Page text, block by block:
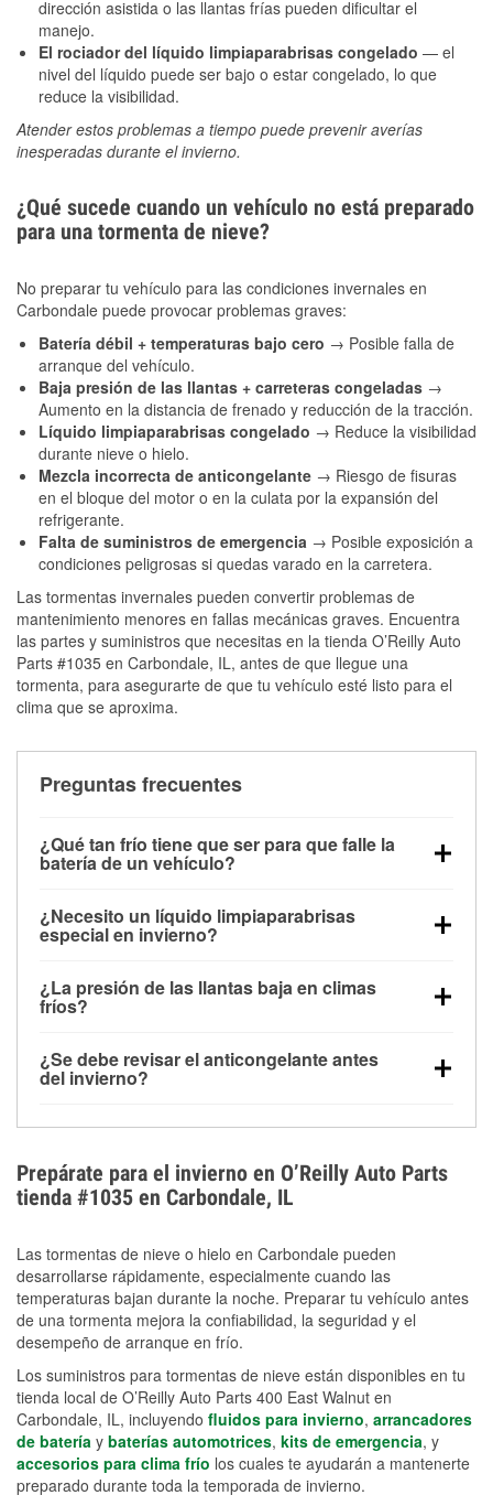
dirección asistida o las llantas frías pueden dificultar el
manejo.
El rociador del líquido limpiaparabrisas congelado — el
nivel del líquido puede ser bajo o estar congelado, lo que
reduce la visibilidad.
Atender estos problemas a tiempo puede prevenir averías
inesperadas durante el invierno.
¿Qué sucede cuando un vehículo no está preparado
para una tormenta de nieve?
No preparar tu vehículo para las condiciones invernales en
Carbondale puede provocar problemas graves:
Batería débil + temperaturas bajo cero → Posible falla de
arranque del vehículo.
Baja presión de las llantas + carreteras congeladas →
Aumento en la distancia de frenado y reducción de la tracción.
Líquido limpiaparabrisas congelado → Reduce la visibilidad
durante nieve o hielo.
Mezcla incorrecta de anticongelante → Riesgo de fisuras
en el bloque del motor o en la culata por la expansión del
refrigerante.
Falta de suministros de emergencia → Posible exposición a
condiciones peligrosas si quedas varado en la carretera.
Las tormentas invernales pueden convertir problemas de
mantenimiento menores en fallas mecánicas graves. Encuentra
las partes y suministros que necesitas en la tienda O’Reilly Auto
Parts #1035 en Carbondale, IL, antes de que llegue una
tormenta, para asegurarte de que tu vehículo esté listo para el
clima que se aproxima.
Preguntas frecuentes
¿Qué tan frío tiene que ser para que falle la
batería de un vehículo?
debajo de los 32 °F y puede perder hasta la mitad de
su potencia de arranque cerca de los 0 °F, lo que
arranque.
¿Necesito un líquido limpiaparabrisas
especial en invierno?
la congelación y ayuda a disolver la sal y la nieve
derretida en la carretera para mejorar la visibilidad.
¿La presión de las llantas baja en climas
fríos?
alrededor de 1 PSI por cada 10 °F que baja la
temperatura. Puedes obtener más información sobre
¿Se debe revisar el anticongelante antes
del invierno?
el sobrecalentamiento en condiciones de frío
extremo. Aprende cómo comprobar la protección
anticongelante en nuestra sección How-To.
Prepárate para el invierno en O’Reilly Auto Parts
tienda #1035 en Carbondale, IL
Las tormentas de nieve o hielo en Carbondale pueden
desarrollarse rápidamente, especialmente cuando las
temperaturas bajan durante la noche. Preparar tu vehículo antes
de una tormenta mejora la confiabilidad, la seguridad y el
desempeño de arranque en frío.
Los suministros para tormentas de nieve están disponibles en tu
tienda local de O’Reilly Auto Parts 400 East Walnut en
Carbondale, IL, incluyendo fluidos para invierno, arrancadores
de batería y baterías automotrices, kits de emergencia, y
accesorios para clima frío los cuales te ayudarán a mantenerte
preparado durante toda la temporada de invierno.